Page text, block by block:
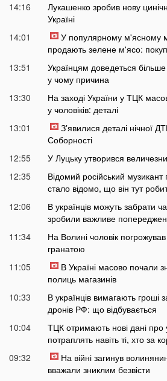
14:16
Лукашенко зробив нову
Україні
14:01
У популярному м'ясному
продають зелене м'ясо:
13:51
Українцям доведеться
у чому причина
13:30
На заході України у ТЦК
у чоловіків: деталі
13:01
Зʼявилися деталі нічної
Соборності
12:55
У Луцьку утворився
12:35
Відомий російський музикант
стало відомо, що він тут
12:06
В українців можуть забрати
зробили важливе
11:34
На Волині чоловік
гранатою
11:05
В Україні масово почали
полиць магазинів
10:33
В українців вимагають гроші
дронів РФ: що відбувається
10:04
ТЦК отримають нові дані про
потраплять навіть ті, хто за
09:32
На війні загинув
вважали зниклим безвісти